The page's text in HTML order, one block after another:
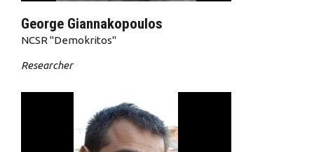
George Giannakopoulos
NCSR "Demokritos"
Researcher